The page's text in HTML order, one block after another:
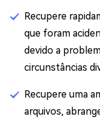
Recupere
que foram
devido a
circunstâncias
Recupere uma
arquivos,